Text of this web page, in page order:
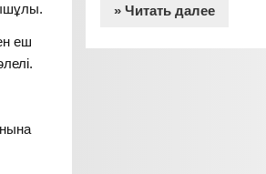
еш
» Читать далее